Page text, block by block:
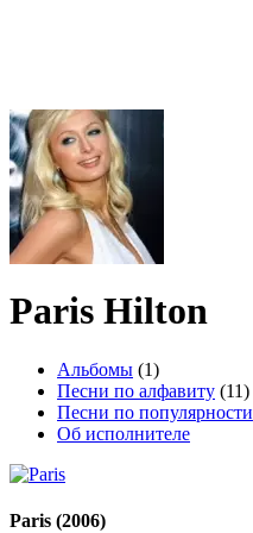
Paris Hilton
Альбомы (1)
Песни по алфавиту (11)
Песни по популярности
Об исполнителе
Paris (2006)